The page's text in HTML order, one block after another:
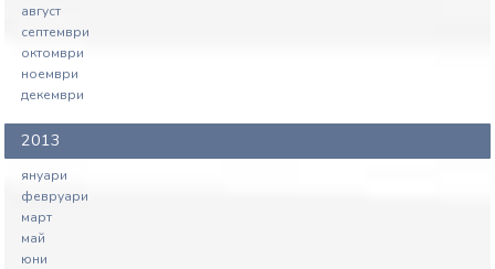
август
септември
октомври
ноември
декември
2013
януари
февруари
март
май
юни